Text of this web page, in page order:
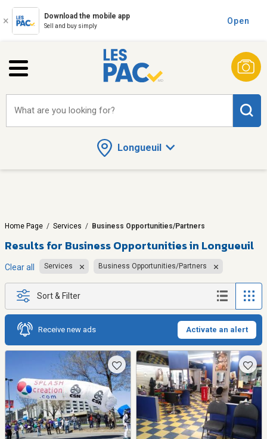
Download the mobile app
Sell and buy simply
Open
Longueuil
What are you looking for?
Home Page / Services / Business Opportunities/Partners
Results for Business Opportunities in Longueuil
Clear all Services Business Opportunities/Partners
Sort & Filter
Receive new ads Activate an alert